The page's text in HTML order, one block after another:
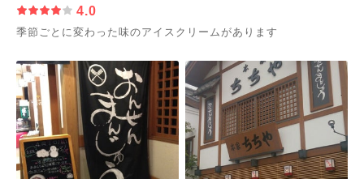
4.0
季節ごとに変わった味のアイスクリームがあります